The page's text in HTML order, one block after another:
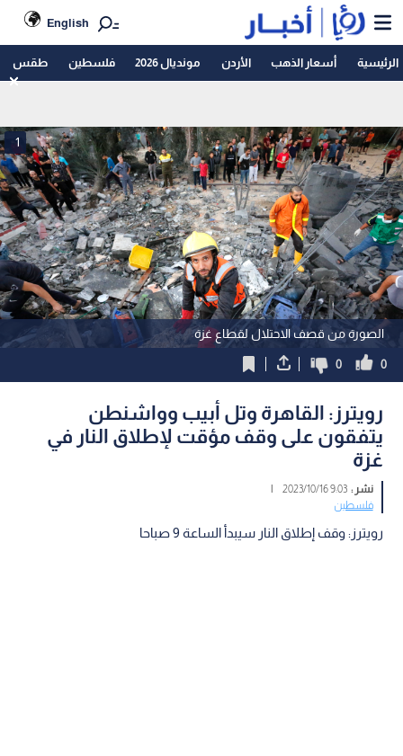
English
الرئيسية أسعار الذهب الأردن مونديال 2026 فلسطين طقس
الصورة من قصف الاحتلال لقطاع غزة
1
0
0
رويترز: القاهرة وتل أبيب وواشنطن
يتفقون على وقف مؤقت لإطلاق النار في
غزة
نشر :9:03 2023/10/16
|
فلسطين
رويترز: وقف إطلاق النار سيبدأ الساعة 9 صباحا